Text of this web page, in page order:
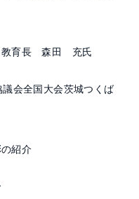
長 森田 充氏
会全国大会茨城つくば
紹介